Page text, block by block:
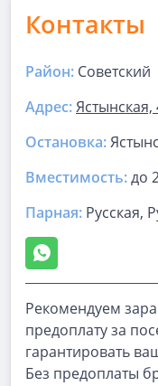
Контакты
Район: Советский
Адрес:Ястынская,
Остановка:
Вместимость:до
Парная: Русская,
Рекомендуем
предоплату за
гарантировать
Без предоплаты